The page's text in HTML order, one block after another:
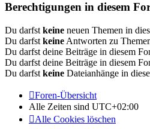
Berechtigungen in diesem
Du darfst keine neuen Themen in
Du darfst keine Antworten zu
Du darfst deine Beiträge in diesem
Du darfst deine Beiträge in diesem
Du darfst keine Dateianhänge in
Foren-Übersicht
Alle Zeiten sind UTC+02:00
Alle Cookies löschen